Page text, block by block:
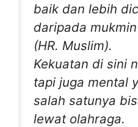
baik dan lebih
daripada
(HR. Muslim).
Kekuatan di sini
tapi juga mental
salah satunya
lewat olahraga.